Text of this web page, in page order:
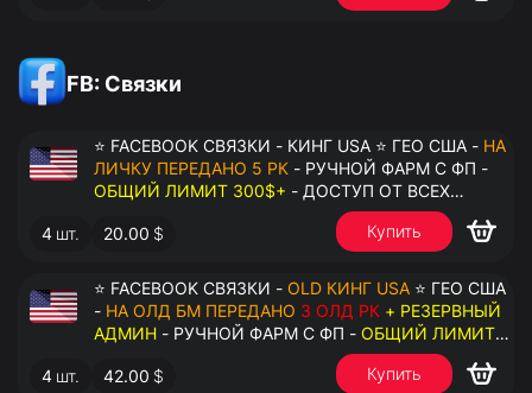
FB: Связки
⭐ FACEBOOK СВЯЗКИ - КИНГ USA ⭐ ГЕО США - НА
ЛИЧКУ ПЕРЕДАНО 5 РК - РУЧНОЙ ФАРМ С ФП -
ОБЩИЙ ЛИМИТ 300$+ - ДОСТУП ОТ ВСЕХ
АККАУНТОВ - ПЕРЕДАЧА В АНТИДЕТЕКТ
4 шт. 20.00 $ Купить
⭐ FACEBOOK СВЯЗКИ - OLD КИНГ USA ⭐ ГЕО США
- НА ОЛД БМ ПЕРЕДАНО 3 ОЛД РК + РЕЗЕРВНЫЙ
АДМИН - РУЧНОЙ ФАРМ С ФП - ОБЩИЙ ЛИМИТ
- ДОСТУП ОТ ВСЕХ АККАУНТОВ -
ПЕРЕДАЧА В АНТИДЕТЕКТ
4 шт. 42.00 $ Купить